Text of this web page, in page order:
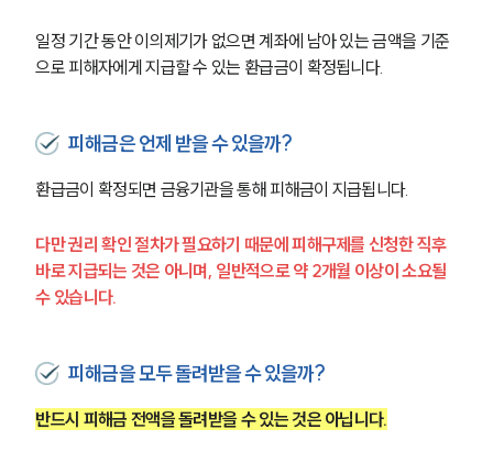
일정 기간 동안 이의제기가 없으면 계좌에 남아 있는 금액을 기준
으로 피해자에게 지급할 수 있는 환급금이 확정됩니다.
피해금은 언제 받을 수 있을까?
환급금이 확정되면 금융기관을 통해 피해금이 지급됩니다.
다만 권리 확인 절차가 필요하기 때문에 피해구제를 신청한 직후
바로 지급되는 것은 아니며, 일반적으로 약 2개월 이상이 소요될
수 있습니다.
피해금을 모두 돌려받을 수 있을까?
반드시 피해금 전액을 돌려받을 수 있는 것은 아닙니다.